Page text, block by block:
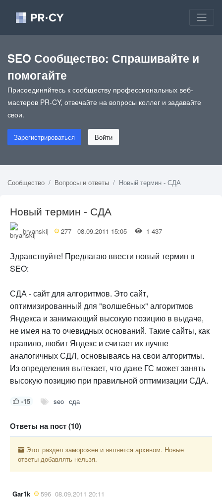
SEO Сообщество: Спрашивайте и
помогайте
Присоединяйтесь к сообществу профессиональных веб-
мастеров PR-CY, отвечайте на вопросы коллег и задавайте
свои.
Зарегистрироваться Войти
Сообщество Вопросы и ответы Новый термин - СДА
Новый термин - СДА
bryanskij 277 08.09.2011 15:05 1 437
Здравствуйте! Предлагаю ввести новый термин в
SEO:
СДА - сайт для алгоритмов. Это сайт,
оптимизированный для "волшебных" алгоритмов
Яндекса и занимающий высокую позицию в выдаче,
не имея на то очевидных оснований. Такие сайты, как
правило, любит Яндекс и считает их лучше
аналогичных СДЛ, основываясь на свои алгоритмы.
Из определения вытекает, что даже ГС может занять
высокую позицию при правильной оптимизации СДА.
-15 seo сда
Ответы на пост (10)
Этот раздел заморожен и является архивом. Новые
ответы добавлять нельзя.
Gar1k 596 08.09.2011 20:11